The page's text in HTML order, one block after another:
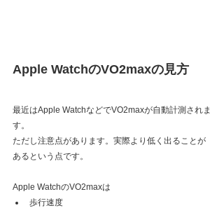
Apple WatchのVO2maxの見方
最近はApple WatchなどでVO2maxが自動計測されま
す。
ただし注意点があります。実際より低く出ることが
あるという点です。
Apple WatchのVO2maxは
歩行速度